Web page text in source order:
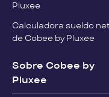
Pluxee
Calculadora sueldo
de Cobee by Pluxee
Sobre Cobee by
Pluxee